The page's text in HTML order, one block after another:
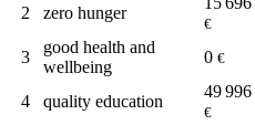
2 zero hunger
€
3
good health and
wellbeing
0 €
4 quality education
49 996
€